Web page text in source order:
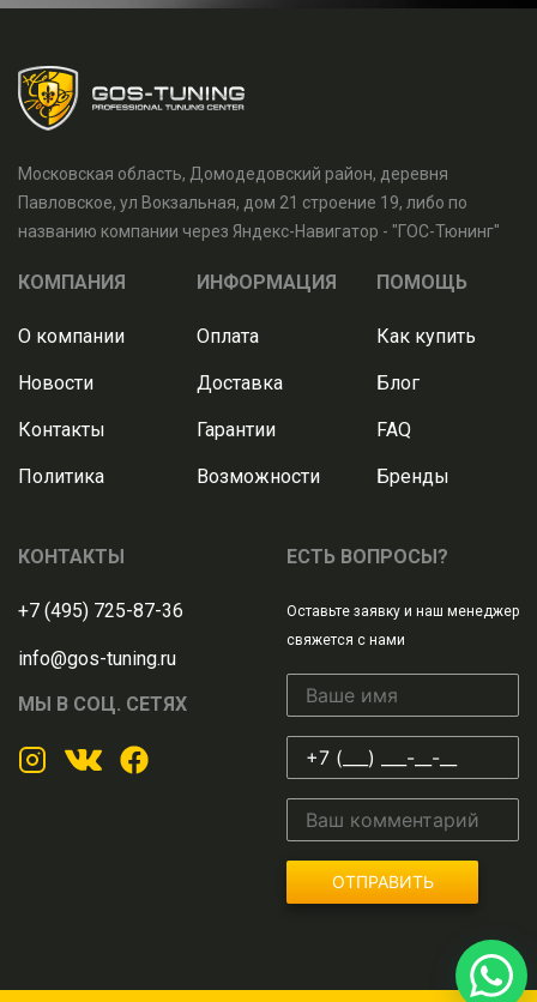
Московская область, Домодедовский район, деревня
Павловское, ул Вокзальная, дом 21 строение 19, либо по
названию компании через Яндекс-Навигатор - "ГОС-Тюнинг"
КОМПАНИЯ
О компании
Новости
Контакты
Политика
ИНФОРМАЦИЯ
Оплата
Доставка
Гарантии
Возможности
ПОМОЩЬ
Как купить
Блог
FAQ
Бренды
КОНТАКТЫ
+7 (495) 725-87-36
info@gos-tuning.ru
МЫ В СОЦ. СЕТЯХ
ЕСТЬ ВОПРОСЫ?
Оставьте заявку и наш менеджер
свяжется с нами
ОТПРАВИТЬ